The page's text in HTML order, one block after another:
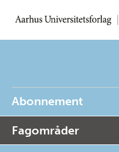
Abonnement
Fagområder